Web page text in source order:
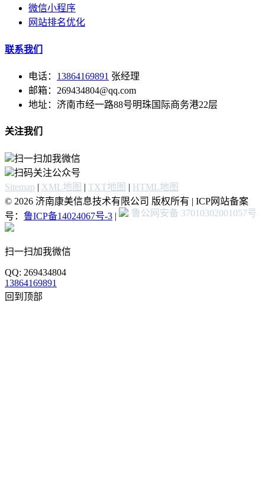
微信小程序
网站排名优化
联系我们
电话： 13864169891 张经理
邮箱：269434804@qq.com
地址：济南市经一路88号明珠国际商务港22层
关注我们
扫一扫加我微信
扫码关注公众号
Sitemap | XML地图 | TXT地图 | HTML地图
© 2026 济南康美信息技术有限公司 版权所有 | ICP网站备案
号： 鲁ICP备14024067号-3 | 鲁公网安备 37010302001057号
扫一扫加我微信
QQ: 269434804
13864169891
回到顶部